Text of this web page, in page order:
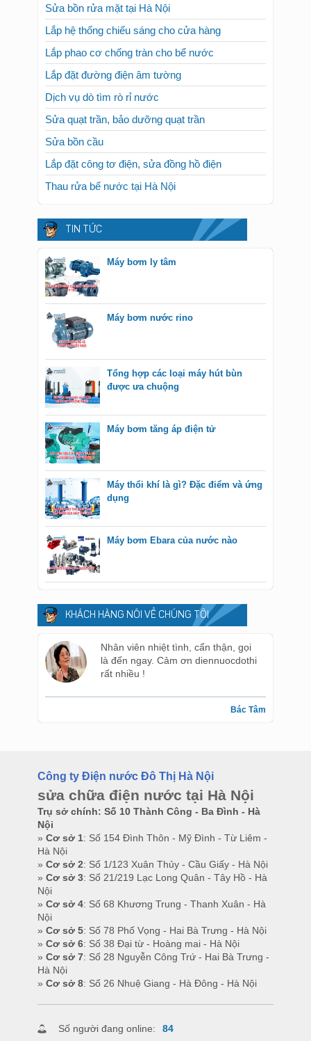
Sửa bồn rửa mặt tại Hà Nội
Lắp hệ thống chiếu sáng cho cửa hàng
Lắp phao cơ chống tràn cho bể nước
Lắp đặt đường điện âm tường
Dịch vụ dò tìm rò rỉ nước
Sửa quạt trần, bảo dưỡng quạt trần
Sửa bồn cầu
Lắp đặt công tơ điện, sửa đồng hồ điện
Thau rửa bể nước tại Hà Nội
TIN TỨC
Máy bơm ly tâm
Máy bơm nước rino
Tổng hợp các loại máy hút bùn
được ưa chuộng
Máy bơm tăng áp điện tử
Máy thổi khí là gì? Đặc điểm và ứng
dụng
Máy bơm Ebara của nước nào
KHÁCH HÀNG NÓI VỀ CHÚNG TÔI
Nhân viên nhiệt tình, cẩn thận, gọi
là đến ngay. Cảm ơn diennuocdothi
rất nhiều !
Bác Tâm
Công ty Điện nước Đô Thị Hà Nội
sửa chữa điện nước tại Hà Nội
Trụ sở chính: Số 10 Thành Công - Ba Đình - Hà
Nội
» Cơ sở 1: Số 154 Đình Thôn - Mỹ Đình - Từ Liêm -
Hà Nội
» Cơ sở 2: Số 1/123 Xuân Thủy - Cầu Giấy - Hà Nội
» Cơ sở 3: Số 21/219 Lạc Long Quân - Tây Hồ - Hà
Nội
» Cơ sở 4: Số 68 Khương Trung - Thanh Xuân - Hà
Nội
» Cơ sở 5: Số 78 Phố Vọng - Hai Bà Trưng - Hà Nội
» Cơ sở 6: Số 38 Đại từ - Hoàng mai - Hà Nội
» Cơ sở 7: Số 28 Nguyễn Công Trứ - Hai Bà Trưng -
Hà Nội
» Cơ sở 8: Số 26 Nhuệ Giang - Hà Đông - Hà Nội
Số người đang online: 84